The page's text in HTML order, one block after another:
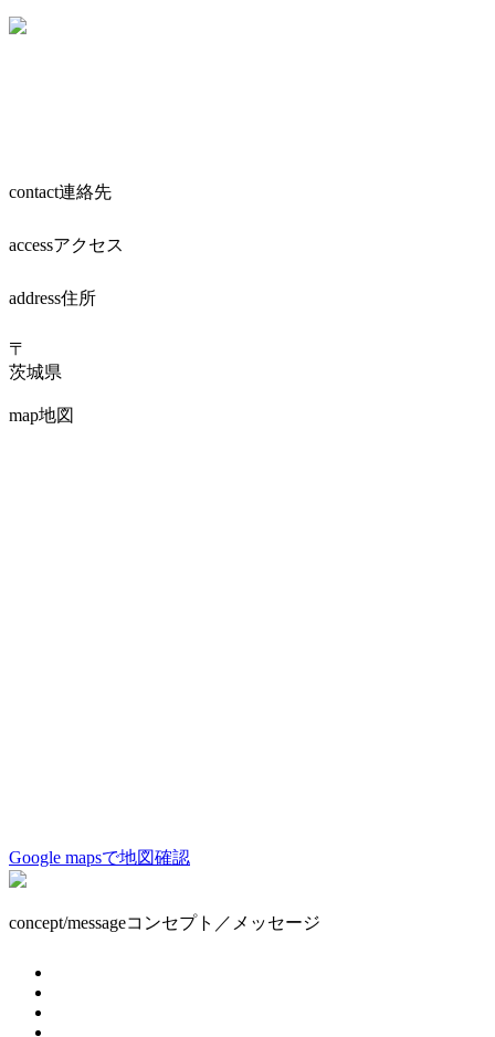
contact連絡先
accessアクセス
address住所
〒
茨城県
map地図
Google mapsで地図確認
concept/messageコンセプト／メッセージ